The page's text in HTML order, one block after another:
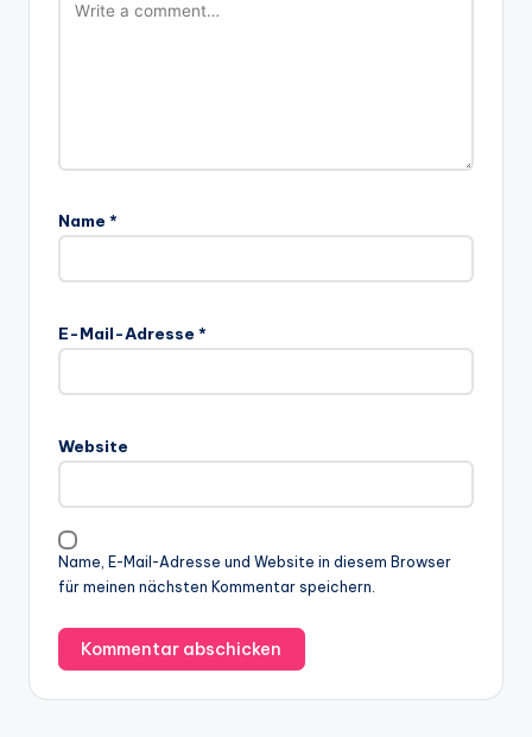
Name *
E-Mail-Adresse *
Website
Name, E-Mail-Adresse und Website in diesem Browser
für meinen nächsten Kommentar speichern.